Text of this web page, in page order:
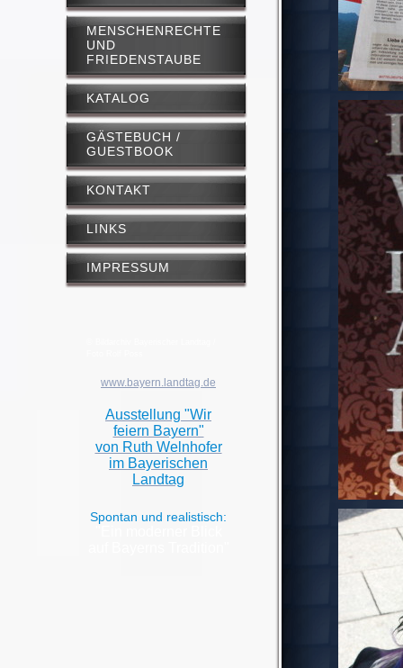
MENSCHENRECHTE
UND
FRIEDENSTAUBE
KATALOG
GÄSTEBUCH /
GUESTBOOK
KONTAKT
LINKS
IMPRESSUM
www.bayern.landtag.de
Ausstellung "Wir
feiern Bayern"
von Ruth Welnhofer
im Bayerischen
Landtag
Spontan und realistisch: